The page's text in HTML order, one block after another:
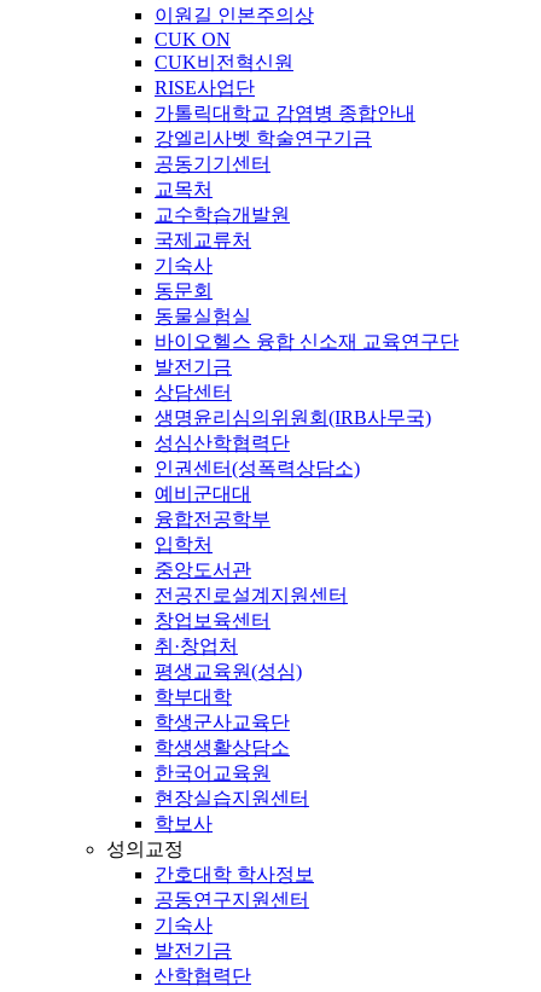
이원길 인본주의상
CUK ON
CUK비전혁신원
RISE사업단
가톨릭대학교 감염병 종합안내
강엘리사벳 학술연구기금
공동기기센터
교목처
교수학습개발원
국제교류처
기숙사
동문회
동물실험실
바이오헬스 융합 신소재 교육연구단
발전기금
상담센터
생명윤리심의위원회(IRB사무국)
성심산학협력단
인권센터(성폭력상담소)
예비군대대
융합전공학부
입학처
중앙도서관
전공진로설계지원센터
창업보육센터
취·창업처
평생교육원(성심)
학부대학
학생군사교육단
학생생활상담소
한국어교육원
현장실습지원센터
학보사
성의교정
간호대학 학사정보
공동연구지원센터
기숙사
발전기금
산학협력단